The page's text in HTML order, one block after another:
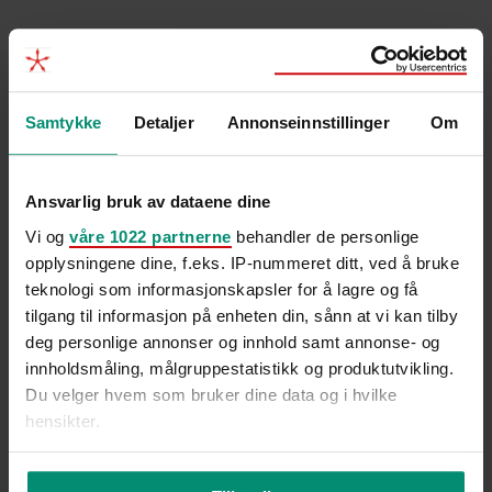
Samtykke Detaljer Annonseinnstillinger Om
Ansvarlig bruk av dataene dine
Vi og våre 1022 partnerne behandler de personlige
opplysningene dine, f.eks. IP-nummeret ditt, ved å bruke
teknologi som informasjonskapsler for å lagre og få
tilgang til informasjon på enheten din, sånn at vi kan tilby
deg personlige annonser og innhold samt annonse- og
innholdsmåling, målgruppestatistikk og produktutvikling.
Du velger hvem som bruker dine data og i hvilke
hensikter.
Hvis du gir oss lov, vil vi også gjerne:
Pendlingsdebatten starter nesten alltid med kostnader.
i et regneark – og...